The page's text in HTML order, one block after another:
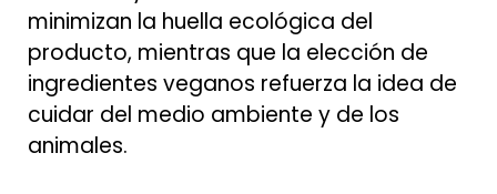
minimizan la huella ecológica del
producto, mientras que la elección de
ingredientes veganos refuerza la idea de
cuidar del medio ambiente y de los
animales.